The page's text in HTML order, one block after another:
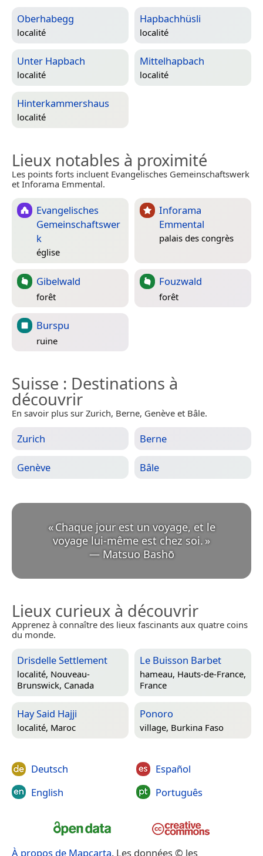
Oberhabegg
localité
Hapbachhüsli
localité
Unter Hapbach
localité
Mittelhapbach
localité
Hinterkammershaus
localité
Lieux notables à proximité
Les points forts incluent Evangelisches Gemeinschaftswerk
et Inforama Emmental.
Evangelisches
Gemeinschaftswer
k
église
Inforama
Emmental
palais des congrès
Gibelwald
forêt
Fouzwald
forêt
Burspu
ruine
Suisse : Destinations à
découvrir
En savoir plus sur Zurich, Berne, Genève et Bâle.
Zurich Berne
Genève Bâle
«Chaque jour est un voyage, et le
voyage lui-même est chez soi.
— Matsuo Bashō
Lieux curieux à découvrir
Apprenez à connaître des lieux fascinants aux quatre coins
du monde.
Drisdelle Settlement
localité, Nouveau-
Brunswick, Canada
Le Buisson Barbet
hameau, Hauts-de-France,
France
Hay Said Hajji
localité, Maroc
Ponoro
village, Burkina Faso
Deutsch
English
Español
Português
À propos de Mapcarta. Les données © les